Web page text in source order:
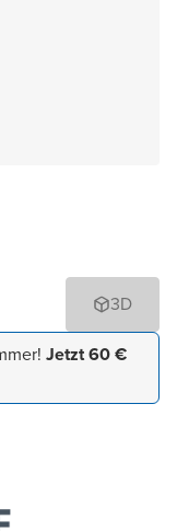
3D
Jetzt 60 €